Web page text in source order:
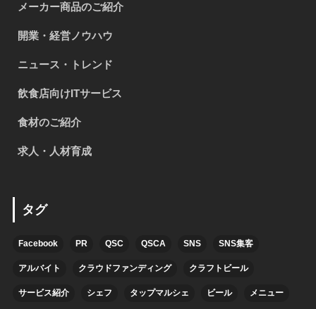
メーカー商品のご紹介
開業・経営ノウハウ
ニュース・トレンド
飲食店向けITサービス
食材のご紹介
求人・人材育成
タグ
Facebook PR QSC QSCA SNS SNS集客
アルバイト クラウドファンディング クラフトビール
サービス紹介 シェフ タップマルシェ ビール メニュー